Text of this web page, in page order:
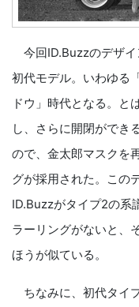
今回ID.Buzzのデザイ
初代モデル。いわゆる
ドウ」時代となる。と
し、さらに開閉ができ
ので、金太郎マスクを
グが採用された。この
ID.Buzzがタイプ2の系
ラーリングがないと、
ほうが似ている。
ちなみに、初代タイ